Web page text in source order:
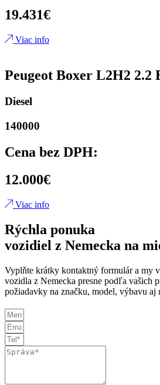
19.431€
Viac info
Peugeot Boxer L2H2 2.2
Diesel
140000
Cena bez DPH:
12.000€
Viac info
Rýchla ponuka
vozidiel z Nemecka na
Vyplňte krátky kontaktný formulár a my
vozidla z Nemecka presne podľa vašich
požiadavky na značku, model, výbavu aj